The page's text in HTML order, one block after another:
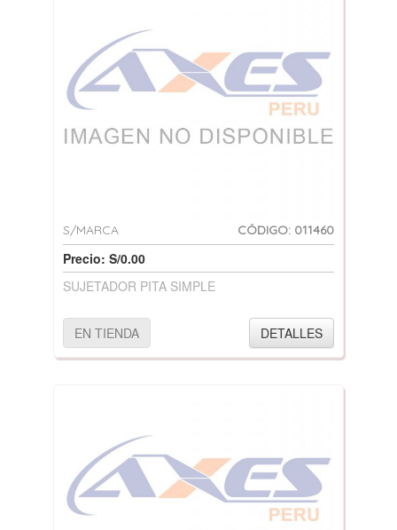
S/MARCA CÓDIGO: 011460
Precio: S/0.00
SUJETADOR PITA SIMPLE
EN TIENDA DETALLES